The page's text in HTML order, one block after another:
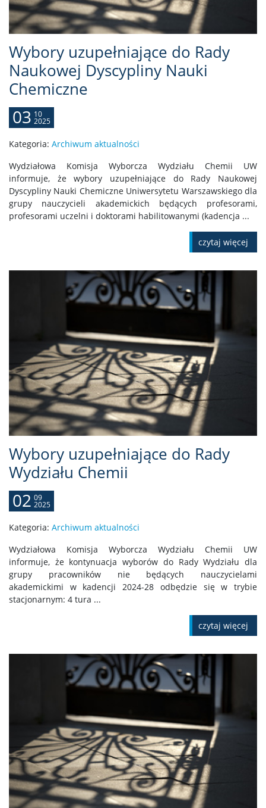
Wybory uzupełniające do Rady
Naukowej Dyscypliny Nauki
Chemiczne
03 10
2025
Kategoria: Archiwum aktualności
Wydziałowa Komisja Wyborcza Wydziału Chemii UW
informuje, że wybory uzupełniające do Rady Naukowej
Dyscypliny Nauki Chemiczne Uniwersytetu Warszawskiego dla
grupy nauczycieli akademickich będących profesorami,
profesorami uczelni i doktorami habilitowanymi (kadencja ...
czytaj więcej
Wybory uzupełniające do Rady
Wydziału Chemii
02 09
2025
Kategoria: Archiwum aktualności
Wydziałowa Komisja Wyborcza Wydziału Chemii UW
informuje, że kontynuacja wyborów do Rady Wydziału dla
grupy pracowników nie będących nauczycielami
akademickimi w kadencji 2024-28 odbędzie się w trybie
stacjonarnym: 4 tura ...
czytaj więcej